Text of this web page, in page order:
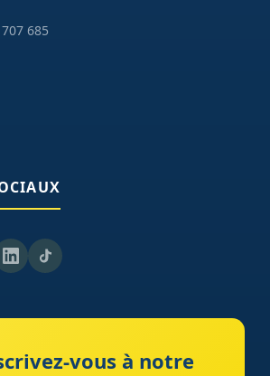
685
vous à notre